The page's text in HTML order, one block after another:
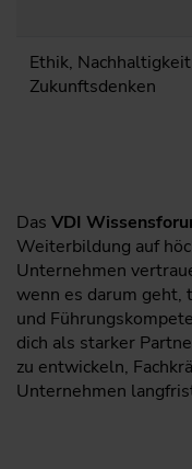
Ethik,
Zukunftsdenken
Das VDI
Weiterbildung auf
Unternehmen
wenn es darum geht,
und
dich als starker
zu entwickeln,
Unternehmen